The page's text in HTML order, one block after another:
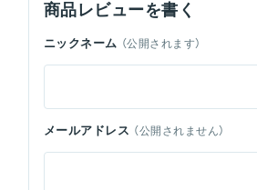
商品レビューを書く
ニックネーム （公開されます）
メールアドレス （公開されません）